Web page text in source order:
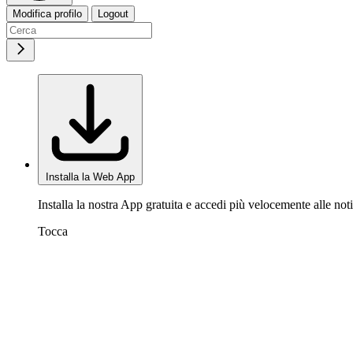
Modifica profilo Logout
Installa la Web App
Installa la nostra App gratuita e accedi più velocemente alle
Tocca